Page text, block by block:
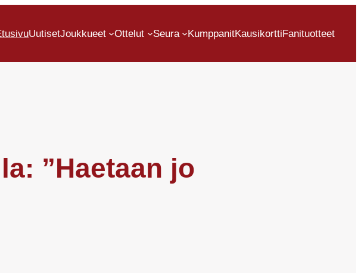
UutisetJoukkueet Ottelut Seura KumppanitKausikorttiFanituotteet
”Haetaan jo